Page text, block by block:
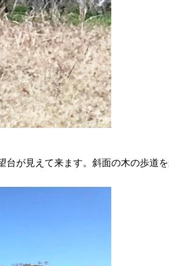
が見えて来ます。斜面の木の歩道